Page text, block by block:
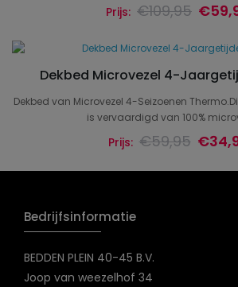
Prijs: €109,95
Dekbed Microvezel 4-
Dekbed van Microvezel 4-Seizoenen
is vervaardigd van 100%
Prijs: €59,95
Bedrijfsinformatie
BEDDEN PLEIN 40-45 B.V.
Joop van weezelhof 34